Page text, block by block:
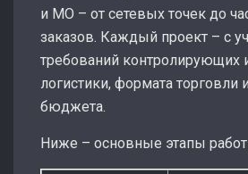
и МО – от сетевых точек до
заказов. Каждый проект – с
требований контролирующих
логистики, формата торговли и
бюджета.
Ниже – основные этапы